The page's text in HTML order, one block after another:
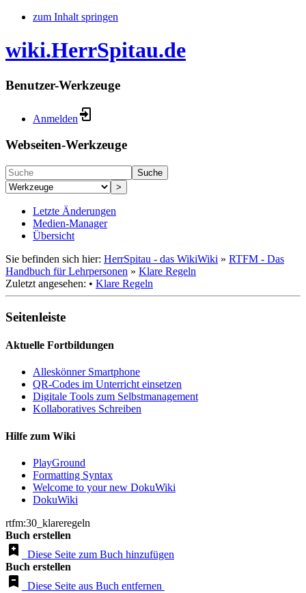
zum Inhalt springen
wiki.HerrSpitau.de
Benutzer-Werkzeuge
Anmelden
Webseiten-Werkzeuge
Suche
>
Letzte Änderungen
Medien-Manager
Übersicht
Sie befinden sich hier: HerrSpitau - das WikiWiki » RTFM - Das
Handbuch für Lehrpersonen » Klare Regeln
Zuletzt angesehen: • Klare Regeln
Seitenleiste
Aktuelle Fortbildungen
Alleskönner Smartphone
QR-Codes im Unterricht einsetzen
Digitale Tools zum Selbstmanagement
Kollaboratives Schreiben
Hilfe zum Wiki
PlayGround
Formatting Syntax
Welcome to your new DokuWiki
DokuWiki
rtfm:30_klareregeln
Buch erstellen
Diese Seite zum Buch hinzufügen
Buch erstellen
Diese Seite aus Buch entfernen